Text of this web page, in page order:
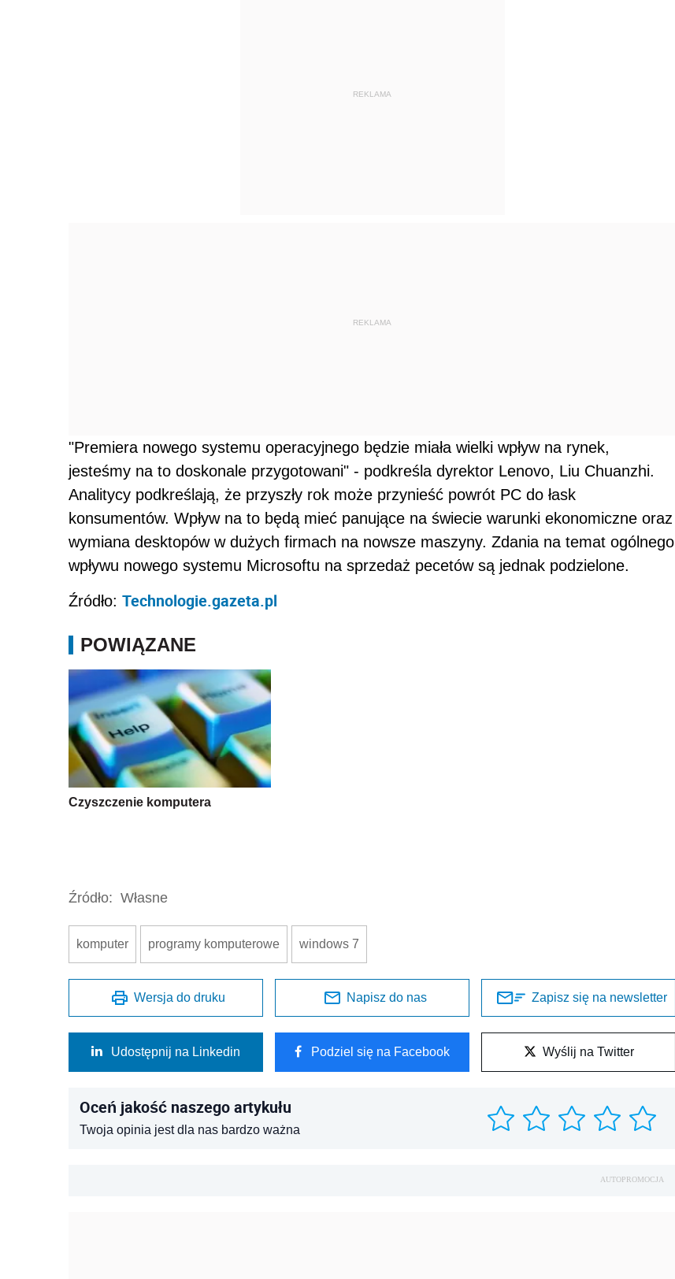
REKLAMA
REKLAMA
"Premiera nowego systemu operacyjnego będzie miała wielki wpływ na rynek,
jesteśmy na to doskonale przygotowani" - podkreśla dyrektor Lenovo, Liu Chuanzhi.
Analitycy podkreślają, że przyszły rok może przynieść powrót PC do łask
konsumentów. Wpływ na to będą mieć panujące na świecie warunki ekonomiczne oraz
wymiana desktopów w dużych firmach na nowsze maszyny. Zdania na temat ogólnego
wpływu nowego systemu Microsoftu na sprzedaż pecetów są jednak podzielone.
Źródło: Technologie.gazeta.pl
POWIĄZANE
Czyszczenie komputera
Źródło: Własne
komputer programy komputerowe windows 7
Wersja do druku Napisz do nas Zapisz się na newsletter
Udostępnij na Linkedin Podziel się na Facebook Wyślij na Twitter
Oceń jakość naszego artykułu
Twoja opinia jest dla nas bardzo ważna
AUTOPROMOCJA